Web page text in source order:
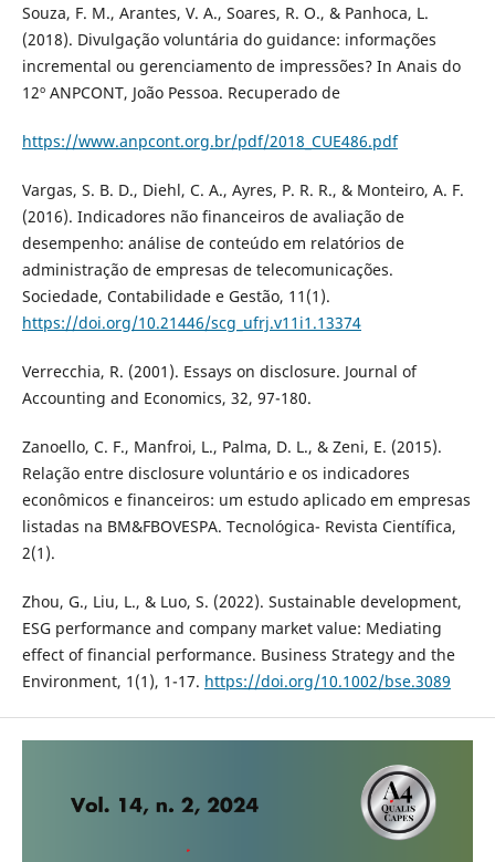
Souza, F. M., Arantes, V. A., Soares, R. O., & Panhoca, L.
(2018). Divulgação voluntária do guidance: informações
incremental ou gerenciamento de impressões? In Anais do
12º ANPCONT, João Pessoa. Recuperado de
https://www.anpcont.org.br/pdf/2018_CUE486.pdf
Vargas, S. B. D., Diehl, C. A., Ayres, P. R. R., & Monteiro, A. F.
(2016). Indicadores não financeiros de avaliação de
desempenho: análise de conteúdo em relatórios de
administração de empresas de telecomunicações.
Sociedade, Contabilidade e Gestão, 11(1).
https://doi.org/10.21446/scg_ufrj.v11i1.13374
Verrecchia, R. (2001). Essays on disclosure. Journal of
Accounting and Economics, 32, 97-180.
Zanoello, C. F., Manfroi, L., Palma, D. L., & Zeni, E. (2015).
Relação entre disclosure voluntário e os indicadores
econômicos e financeiros: um estudo aplicado em empresas
listadas na BM&FBOVESPA. Tecnológica- Revista Científica,
2(1).
Zhou, G., Liu, L., & Luo, S. (2022). Sustainable development,
ESG performance and company market value: Mediating
effect of financial performance. Business Strategy and the
Environment, 1(1), 1-17. https://doi.org/10.1002/bse.3089